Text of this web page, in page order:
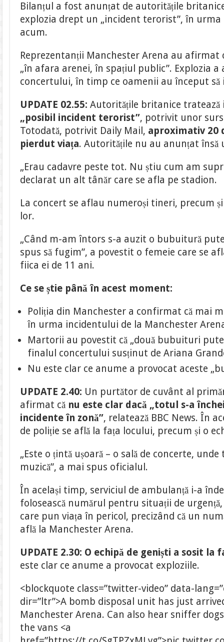
Bilanțul a fost anunțat de autoritățile
explozia drept un „incident terorist”, în
acum.
Reprezentanții Manchester Arena au afirmat
„în afara arenei, în spațiul public”. Explozia
concertului, în timp ce oamenii au început să
UPDATE 02.55:Autoritățile britanice
„posibil incident terorist”, potrivit unor
Totodată, potrivit Daily Mail, aproximativ 20
pierdut viața. Autoritățile nu au anunțat însă
„Erau cadavre peste tot. Nu știu cum am
declarat un alt tânăr care se afla pe stadion.
La concert se aflau numeroși tineri, precum
lor.
„Când m-am întors s-a auzit o bubuitură
spus să fugim”, a povestit o femeie care se
fiica ei de 11 ani.
Ce se știe până în acest moment:
Poliția din Manchester a confirmat că mai
în urma incidentului de la Manchester
Martorii au povestit că „două bubuituri
finalul concertului susținut de Ariana
Nu este clar ce anume a provocat aceste
UPDATE 2.40: Un purtător de cuvânt al
afirmat că nu este clar dacă „totul s-a
incidente în zonă”, relatează BBC News. În
de poliție se află la fața locului, precum și o
„Este o țintă ușoară – o sală de concerte,
muzică”, a mai spus oficialul.
În același timp, serviciul de ambulanță i-a
folosească numărul pentru situații de
care pun viața în pericol, precizând că un
află la Manchester Arena.
UPDATE 2.30: O echipă de geniști a sosit la
este clar ce anume a provocat exploziile.
<blockquote class=”twitter-video” data-
dir=”ltr”>A bomb disposal unit has just
Manchester Arena. Can also hear sniffer
the vans <a